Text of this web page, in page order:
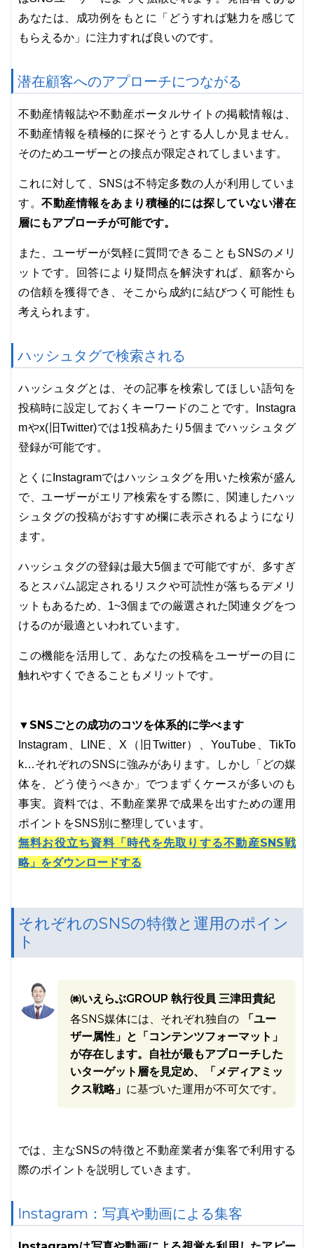
あなたは、成功例をもとに「どうすれば魅力を感じて
もらえるか」に注力すれば良いのです。
潜在顧客へのアプローチにつながる
不動産情報誌や不動産ポータルサイトの掲載情報は、
不動産情報を積極的に探そうとする人しか見ません。
そのためユーザーとの接点が限定されてしまいます。
これに対して、SNSは不特定多数の人が利用していま
す。不動産情報をあまり積極的には探していない潜在
層にもアプローチが可能です。
また、ユーザーが気軽に質問できることもSNSのメリ
ットです。回答により疑問点を解決すれば、顧客から
の信頼を獲得でき、そこから成約に結びつく可能性も
考えられます。
ハッシュタグで検索される
ハッシュタグとは、その記事を検索してほしい語句を
投稿時に設定しておくキーワードのことです。Instagra
mやx(旧Twitter)では1投稿あたり5個までハッシュタグ
登録が可能です。
とくにInstagramではハッシュタグを用いた検索が盛ん
で、ユーザーがエリア検索をする際に、関連したハッ
シュタグの投稿がおすすめ欄に表示されるようになり
ます。
ハッシュタグの登録は最大5個まで可能ですが、多すぎ
るとスパム認定されるリスクや可読性が落ちるデメリ
ットもあるため、1~3個までの厳選された関連タグをつ
けるのが最適といわれています。
この機能を活用して、あなたの投稿をユーザーの目に
触れやすくできることもメリットです。
▼SNSごとの成功のコツを体系的に学べます
Instagram、LINE、X（旧Twitter）、YouTube、TikTo
k…それぞれのSNSに強みがあります。しかし「どの媒
体を、どう使うべきか」でつまずくケースが多いのも
事実。資料では、不動産業界で成果を出すための運用
ポイントをSNS別に整理しています。
無料お役立ち資料「時代を先取りする不動産SNS戦
略」をダウンロードする
それぞれのSNSの特徴と運用のポイン
ト
㈱いえらぶGROUP 執行役員 三津田貴紀
各SNS媒体には、それぞれ独自の 「ユー
ザー属性」と「コンテンツフォーマット」
が存在します。自社が最もアプローチした
いターゲット層を見定め、「メディアミッ
クス戦略」 に基づいた運用が不可欠です。
では、主なSNSの特徴と不動産業者が集客で利用する
際のポイントを説明していきます。
Instagram：写真や動画による集客